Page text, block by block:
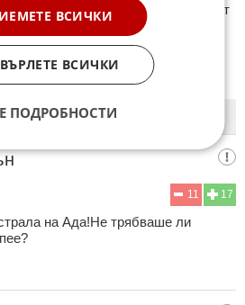
zaplata.bg, bazar.bg ще бъдат
СТАТИЯТА
17
11
на Ада!Не трябваше ли
ВСИЧКИ
ВСИЧКИ
ПОДРОБНОСТИ